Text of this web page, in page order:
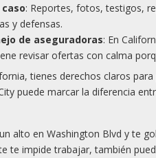
: Reportes, fotos, testigos,
y defensas.
de aseguradoras: En
revisar ofertas con calma
tienes derechos claros
puede marcar la diferencia
alto en Washington Blvd y te
te impide trabajar, también